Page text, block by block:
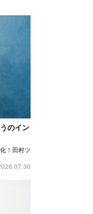
のイン
！田村ツトム×沙倉ゆうのが語